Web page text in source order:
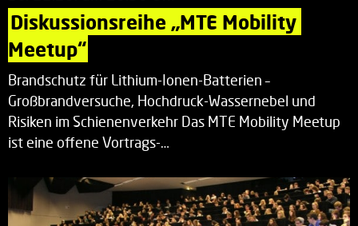
Diskussionsreihe „MTE Mobility
Meetup“
Brandschutz für Lithium-Ionen-Batterien –
Großbrandversuche, Hochdruck-Wassernebel und
Risiken im Schienenverkehr Das MTE Mobility Meetup
ist eine offene Vortrags-…